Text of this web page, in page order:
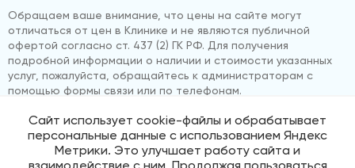
Обращаем ваше внимание, что цены на сайте могут
отличаться от цен в Клинике и не являются публичной
офертой согласно ст. 437 (2) ГК РФ. Для получения
подробной информации о наличии и стоимости указанных
услуг, пожалуйста, обращайтесь к администраторам с
помощью формы связи или по телефонам.
© 2026 «ВижуВсё»
Реквизиты компании
Политика обработки персональных данных
Сайт использует cookie-файлы и обрабатывает
персональные данные с использованием Яндекс
Метрики. Это улучшает работу сайта и